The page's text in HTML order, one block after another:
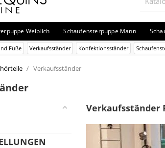
Weiblich Schaufensterpuppe Mann
Füße Verkaufsständer Konfektionsständer
Verkaufsständer
Verkaufsständer